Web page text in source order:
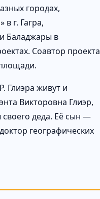
городах,
в г. Гагра,
Баладжары в
Соавтор проекта
Глиэра живут и
Викторовна Глиэр,
деда. Её сын —
географических